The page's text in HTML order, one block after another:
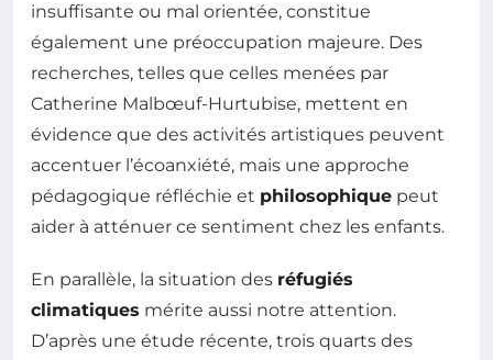
insuffisante ou mal orientée, constitue
également une préoccupation majeure. Des
recherches, telles que celles menées par
Catherine Malbœuf-Hurtubise, mettent en
évidence que des activités artistiques peuvent
accentuer l’écoanxiété, mais une approche
pédagogique réfléchie et philosophique peut
aider à atténuer ce sentiment chez les enfants.
En parallèle, la situation des réfugiés
climatiques mérite aussi notre attention.
D’après une étude récente, trois quarts des